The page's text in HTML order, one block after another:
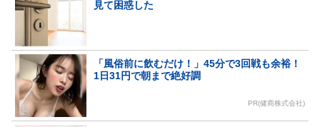
見て困惑した
「風俗前に飲むだけ！」45分で3回戦も余裕！
1日31円で朝まで絶好調
PR(健商株式会社)